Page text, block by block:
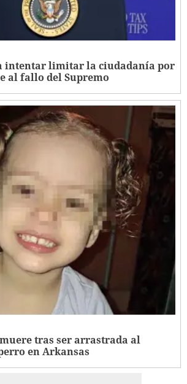
intentar limitar la ciudadanía por
al fallo del Supremo
tras ser arrastrada al
en Arkansas